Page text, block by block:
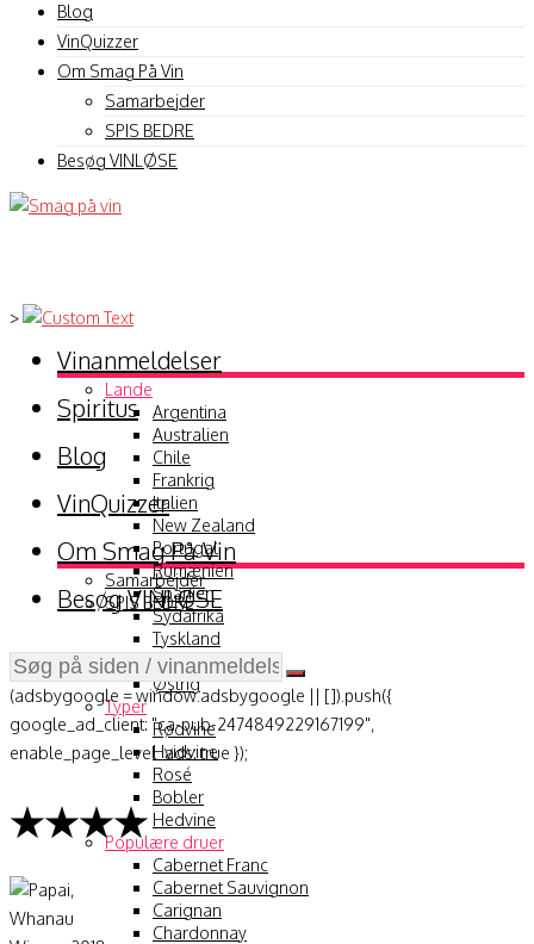
Blog
VinQuizzer
Om Smag På Vin
Samarbejder
SPIS BEDRE
Besøg VINLØSE
>
Vinanmeldelser
Lande
Argentina
Australien
Chile
Frankrig
Italien
New Zealand
Portugal
Rumænien
Spanien
Sydafrika
Tyskland
USA
Østrig
Typer
Rødvine
Hvidvine
Rosé
Bobler
Hedvine
Populære druer
Cabernet Franc
Cabernet Sauvignon
Carignan
Chardonnay
Spiritus
Blog
VinQuizzer
Om Smag På Vin
Samarbejder
SPIS BEDRE
Besøg VINLØSE
(adsbygoogle = window.adsbygoogle || []).push({
google_ad_client: "ca-pub-2474849229167199",
enable_page_level_ads: true });
★★★★